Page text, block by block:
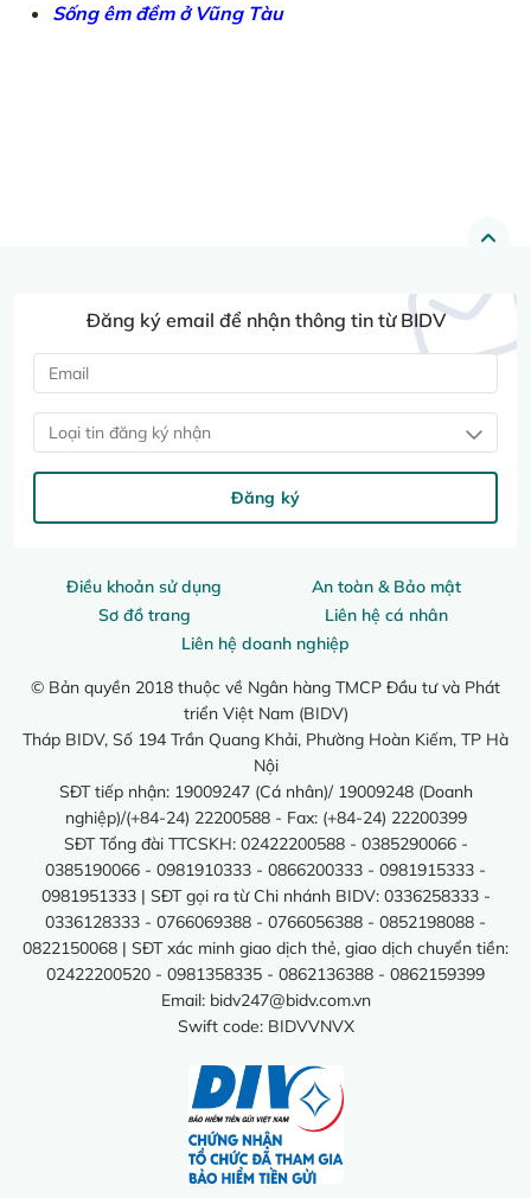
Sống êm đềm ở Vũng Tàu
Điều khoản sử dụng
An toàn & Bảo mật
Sơ đồ trang
Liên hệ cá nhân
Liên hệ doanh nghiệp
© Bản quyền 2018 thuộc về Ngân hàng TMCP Đầu tư và Phát
triển Việt Nam (BIDV)
Tháp BIDV, Số 194 Trần Quang Khải, Phường Hoàn Kiếm, TP Hà
Nội
SĐT tiếp nhận: 19009247 (Cá nhân)/ 19009248 (Doanh
nghiệp)/(+84-24) 22200588 - Fax: (+84-24) 22200399
SĐT Tổng đài TTCSKH: 02422200588 - 0385290066 -
0385190066 - 0981910333 - 0866200333 - 0981915333 -
0981951333 | SĐT gọi ra từ Chi nhánh BIDV: 0336258333 -
0336128333 - 0766069388 - 0766056388 - 0852198088 -
0822150068 | SĐT xác minh giao dịch thẻ, giao dịch chuyển tiền:
02422200520 - 0981358335 - 0862136388 - 0862159399
Email: bidv247@bidv.com.vn
Swift code: BIDVVNVX
Đăng ký email để nhận thông tin từ BIDV
Loại tin đăng ký nhận
Đăng ký